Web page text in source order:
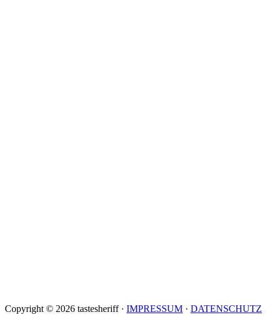
Copyright © 2026 tastesheriff · IMPRESSUM · DATENSCHUTZ